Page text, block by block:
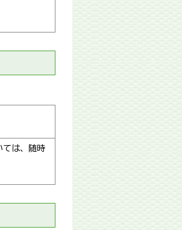
ては、随時